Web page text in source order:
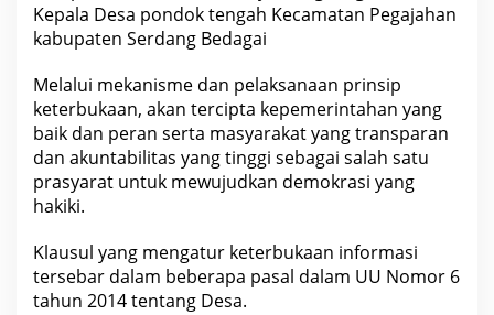
Kepala Desa pondok tengah Kecamatan Pegajahan
kabupaten Serdang Bedagai
Melalui mekanisme dan pelaksanaan prinsip
keterbukaan, akan tercipta kepemerintahan yang
baik dan peran serta masyarakat yang transparan
dan akuntabilitas yang tinggi sebagai salah satu
prasyarat untuk mewujudkan demokrasi yang
hakiki.
Klausul yang mengatur keterbukaan informasi
tersebar dalam beberapa pasal dalam UU Nomor 6
tahun 2014 tentang Desa.